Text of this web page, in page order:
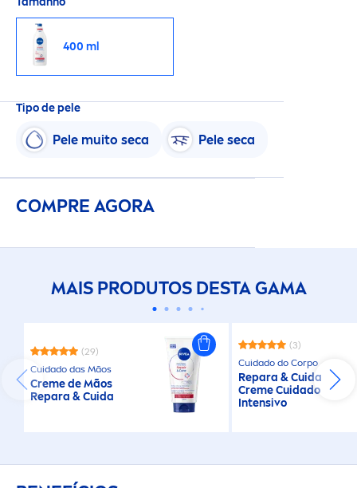
ligeira e de rápida absorção.
400 ml
Tipo de pele
Pele muito seca Pele seca
COMPRE AGORA
MAIS PRODUTOS DESTA GAMA
(29)
Cuidado das Mãos
Cremede Mãos
Repara & Cuida
(3)
Cuidado do Corpo
Repara & Cuida
CremeCuidado
Intensivo